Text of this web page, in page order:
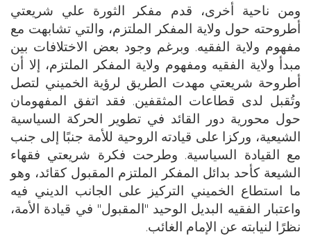
ومن ناحية أخرى، قدم مفكر الثورة علي شريعتي
أطروحته حول ولاية المفكر الملتزم، والتي تشابهت مع
مفهوم ولاية الفقيه. وبرغم وجود بعض الاختلافات بين
مبدأ ولاية الفقيه ومفهوم ولاية المفكر الملتزم، إلا أن
أطروحة شريعتي مهدت الطريق لرؤية الخميني لتصل
وتُقبل لدى قطاعات المثقفين. فقد اتفق المفهومان
حول محورية دور القائد في تطوير الحركة السياسية
الشيعية، وركزا على قيادته الروحية للأمة جنبًا إلى جنب
مع القيادة السياسية. وطرحت فكرة شريعتي فقهاء
الشيعة كأحد بدائل المفكر الملتزم المقبول كقائد، وهو
ما استطاع الخميني التركيز على الجانب الديني فيه
واعتبار الفقيه البديل الوحيد "المقبول" في قيادة الأمة،
نظرًا لنيابته عن الإمام الغائب.